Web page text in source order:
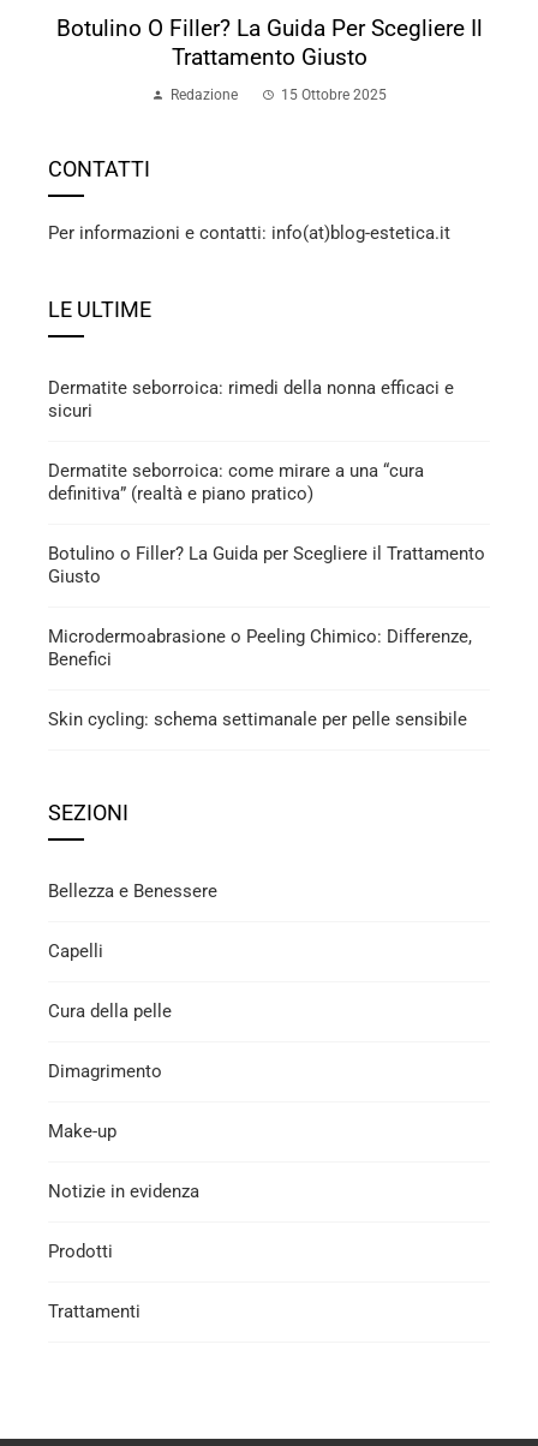
Botulino O Filler? La Guida Per Scegliere Il
Trattamento Giusto
Redazione 15 Ottobre 2025
CONTATTI
Per informazioni e contatti: info(at)blog-estetica.it
LE ULTIME
Dermatite seborroica: rimedi della nonna efficaci e
sicuri
Dermatite seborroica: come mirare a una “cura
definitiva” (realtà e piano pratico)
Botulino o Filler? La Guida per Scegliere il Trattamento
Giusto
Microdermoabrasione o Peeling Chimico: Differenze,
Benefici
Skin cycling: schema settimanale per pelle sensibile
SEZIONI
Bellezza e Benessere
Capelli
Cura della pelle
Dimagrimento
Make-up
Notizie in evidenza
Prodotti
Trattamenti